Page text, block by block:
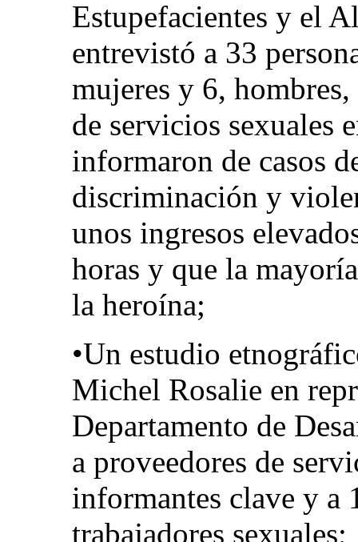
Estupefacientes y el
entrevistó a 33
mujeres y 6,
de servicios sexuales
informaron de casos
discriminación y
unos ingresos
horas y que la
la heroína;
•Un estudio
Michel Rosalie en
Departamento de
a proveedores de
informantes clave y a
trabajadores sexuales;